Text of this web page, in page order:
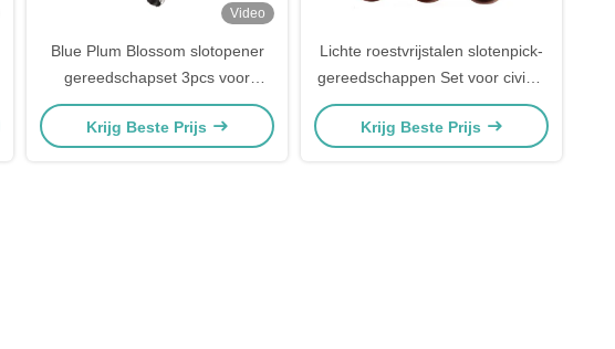
Video
Blue Plum Blossom slotopener
gereedschapset 3pcs voor
soepel oppakken slot
Krijg Beste Prijs
Lichte roestvrijstalen slotenpick-
gereedschappen Set voor civiele
slotenmakers gereedschap
Tubular Lock Pick-
Krijg Beste Prijs